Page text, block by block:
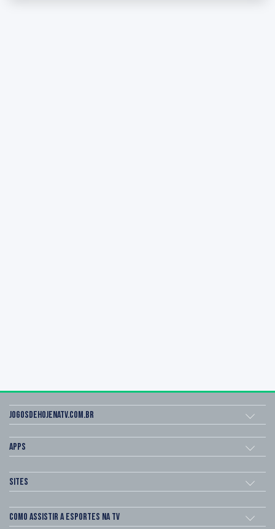
Jogosdehojenatv.com.br
Apps
Sites
Como assistir a esportes na TV